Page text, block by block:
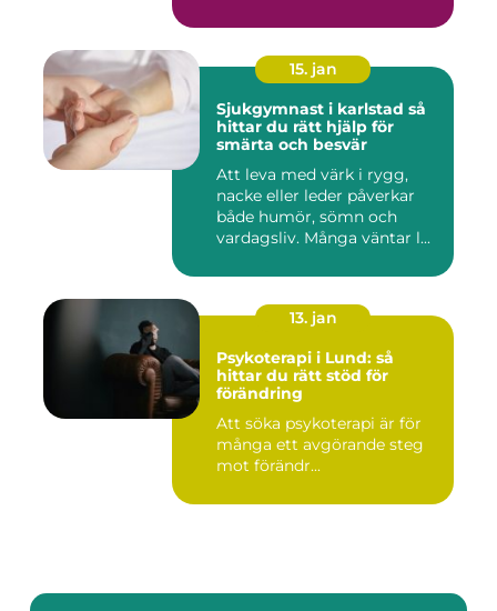
15. jan
Sjukgymnast i karlstad så
hittar du rätt hjälp för
smärta och besvär
Att leva med värk i rygg,
nacke eller leder påverkar
både humör, sömn och
vardagsliv. Många väntar l...
13. jan
Psykoterapi i Lund: så
hittar du rätt stöd för
förändring
Att söka psykoterapi är för
många ett avgörande steg
mot förändr...